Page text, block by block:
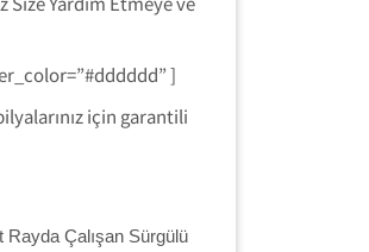
]
için garantili
Rayda Çalışan Sürgülü